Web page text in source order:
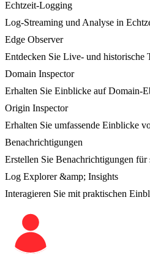
Echtzeit-Logging
Log-Streaming und Analyse in
Edge Observer
Entdecken Sie Live- und historische
Domain Inspector
Erhalten Sie Einblicke auf Domain-
Origin Inspector
Erhalten Sie umfassende Einblicke
Benachrichtigungen
Erstellen Sie Benachrichtigungen für
Log Explorer &amp; Insights
Interagieren Sie mit praktischen